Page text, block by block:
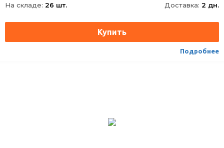
Материал
Сталь
На складе: 26 шт. Доставка: 2 дн.
Подробнее